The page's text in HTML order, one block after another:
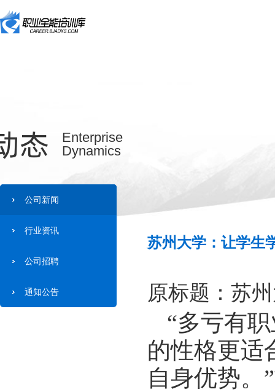
态
Enterprise
Dynamics
公司新闻
行业资讯
公司招聘
通知公告
苏州大学：让学生
原标题：苏
“多亏有
的性格更适
自身优势。